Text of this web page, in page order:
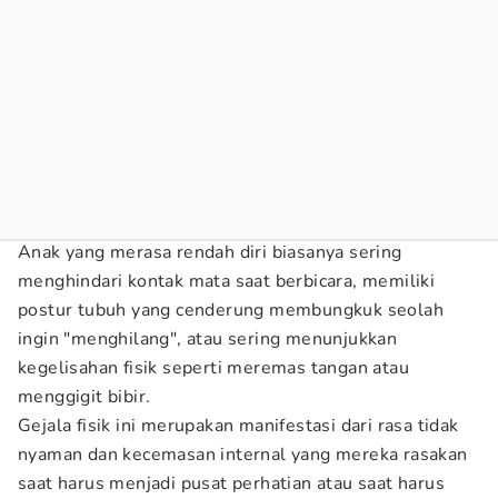
Anak yang merasa rendah diri biasanya sering
menghindari kontak mata saat berbicara, memiliki
postur tubuh yang cenderung membungkuk seolah
ingin "menghilang", atau sering menunjukkan
kegelisahan fisik seperti meremas tangan atau
menggigit bibir.
Gejala fisik ini merupakan manifestasi dari rasa tidak
nyaman dan kecemasan internal yang mereka rasakan
saat harus menjadi pusat perhatian atau saat harus